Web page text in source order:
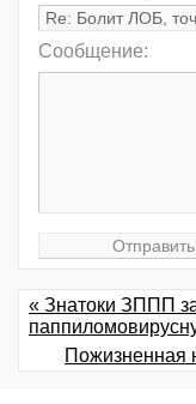
Сообщение:
« Знатоки ЗППП
Пожизненная